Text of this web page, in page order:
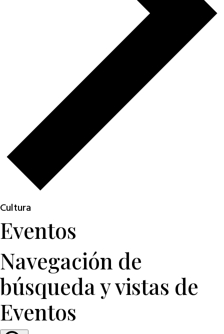
Cultura
Eventos
Navegación de
búsqueda y vistas de
Eventos